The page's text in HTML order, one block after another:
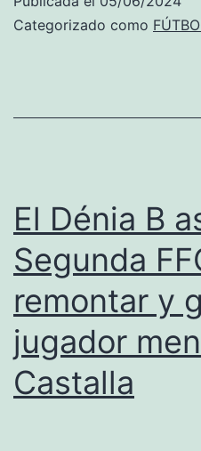
Dénia
Joan
y
se
proclama
campeón
del
Grupo
Categorizado como
El Dénia B
Segunda
remontar y
jugador
Castalla